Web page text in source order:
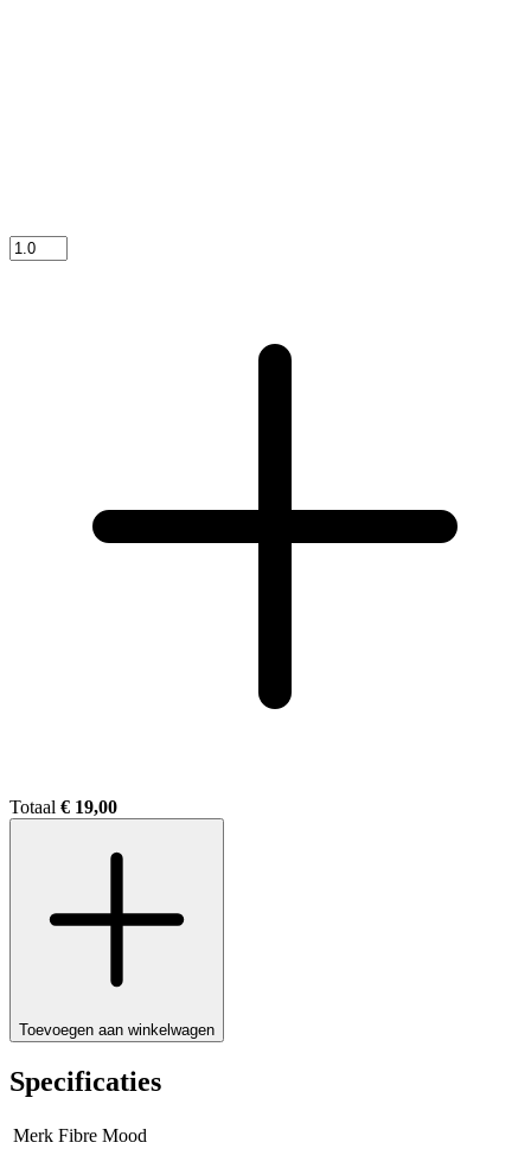
Totaal € 19,00
Toevoegen aan winkelwagen
Specificaties
Merk Fibre Mood